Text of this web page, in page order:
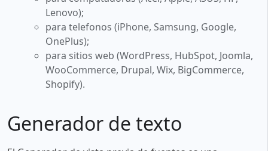
Lenovo);
para telefonos (iPhone, Samsung, Google,
OnePlus);
para sitios web (WordPress, HubSpot, Joomla,
WooCommerce, Drupal, Wix, BigCommerce,
Shopify).
Generador de texto